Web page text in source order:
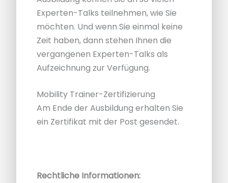
Experten-Talks teilnehmen, wie Sie
möchten. Und wenn Sie einmal keine
Zeit haben, dann stehen Ihnen die
vergangenen Experten-Talks als
Aufzeichnung zur Verfügung.
Mobility Trainer-Zertifizierung
Am Ende der Ausbildung erhalten Sie
ein Zertifikat mit der Post gesendet.
Rechtliche Informationen: